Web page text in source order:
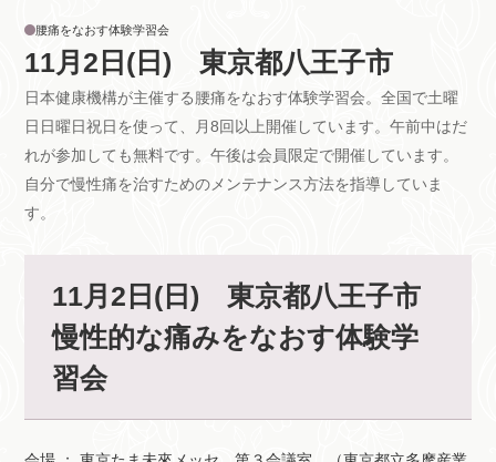
11月2日(日) 東京都八王子市
日本健康機構が主催する腰痛をなおす体験学習会。全国で土曜
日日曜日祝日を使って、月8回以上開催しています。午前中はだ
れが参加しても無料です。午後は会員限定で開催しています。
自分で慢性痛を治すためのメンテナンス方法を指導していま
す。
腰痛をなおす体験学習会
11月2日(日) 東京都八王子市
慢性的な痛みをなおす体験学
習会